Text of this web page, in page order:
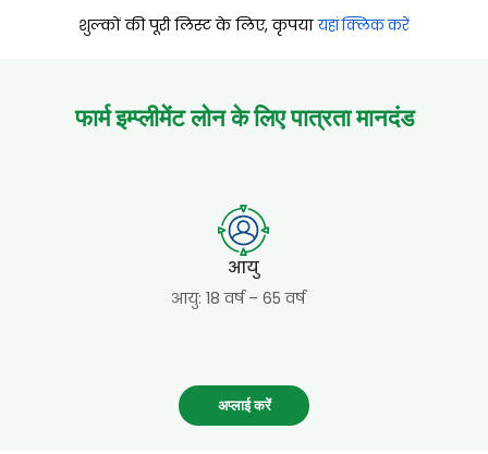
शुल्कों की पूरी लिस्ट के लिए, कृपया यहां क्लिक करें
फार्म इम्प्लीमेंट लोनके लिए पात्रता मानदंड
आयु
आयु: 18 वर्ष – 65 वर्ष
अप्लाई करें